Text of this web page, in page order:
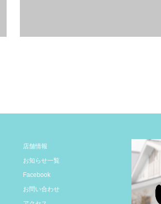
店舗情報
お知らせ一覧
Facebook
お問い合わせ